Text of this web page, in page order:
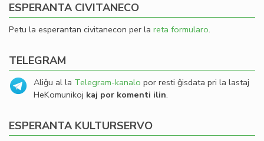
ESPERANTA CIVITANECO
Petu la esperantan civitanecon per la reta formularo.
TELEGRAM
Aliĝu al la Telegram-kanalo por resti ĝisdata pri la lastaj
HeKomunikoj kaj por komenti ilin.
ESPERANTA KULTURSERVO